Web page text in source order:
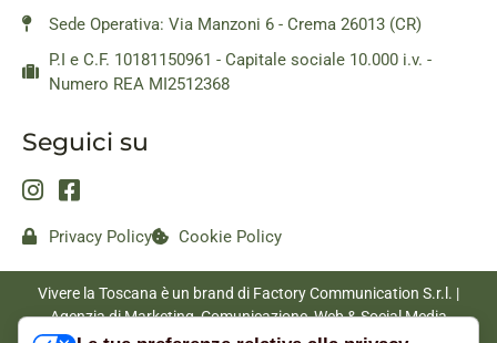
Sede Operativa: Via Manzoni 6 - Crema 26013 (CR)
P.I e C.F. 10181150961 - Capitale sociale 10.000 i.v. -
Numero REA MI2512368
Seguici su
Privacy Policy Cookie Policy
Vivere la Toscana è un brand di Factory Communication S.r.l. |
Agenzia di Marketing, Comunicazione, Web & Social Media
|www.factorycommunication.it